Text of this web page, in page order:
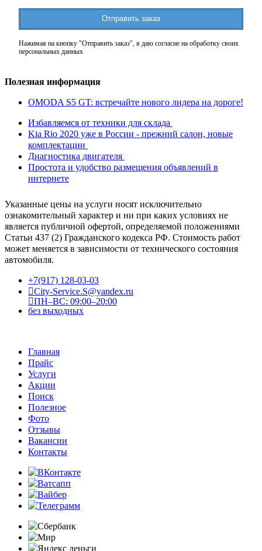
Отправить заказ
Нажимая на кнопку "Отправить заказ", я даю согласие на обработку своих
персональных данных
Полезная информация
OMODA S5 GT: встречайте нового лидера на дороге!
Избавляемся от техники для склада
Kia Rio 2020 уже в России - прежний салон, новые
комплектации
Диагностика двигателя
Простота и удобство размещения объявлений в
интернете
Указанные цены на услуги носят исключительно
ознакомительный характер и ни при каких условиях не
является публичной офертой, определяемой положениями
Статьи 437 (2) Гражданского кодекса РФ. Стоимость работ
может меняется в зависимости от технического состояния
автомобиля.
+7(917) 128-03-03
City-Service.S@yandex.ru
ПН–ВС: 09:00–20:00
без выходных
Главная
Прайс
Услуги
Акции
Поиск
Полезное
Фото
Отзывы
Вакансии
Контакты